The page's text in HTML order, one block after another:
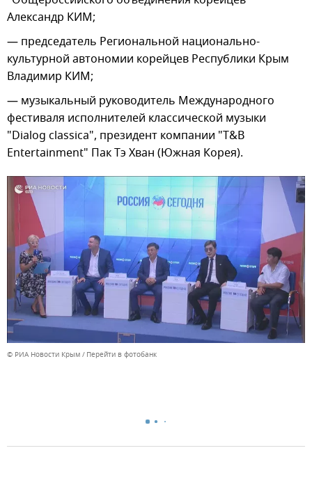
Александр КИМ;
— председатель Региональной национально-
культурной автономии корейцев Республики Крым
Владимир КИМ;
— музыкальный руководитель Международного
фестиваля исполнителей классической музыки
"Dialog classica", президент компании "T&B
Entertainment" Пак Тэ Хван (Южная Корея).
© РИА Новости Крым Перейти в фотобанк